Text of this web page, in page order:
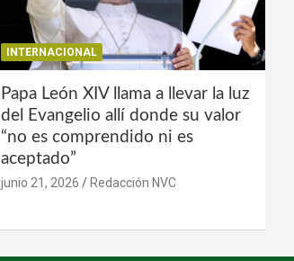
INTERNACIONAL
Papa León XIV llama a llevar la luz
del Evangelio allí donde su valor
“no es comprendido ni es
aceptado”
junio 21, 2026 Redacción NVC